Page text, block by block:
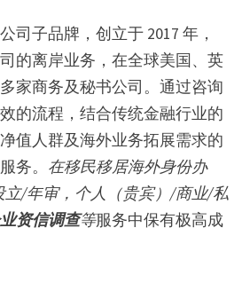
司子品牌，创立于 2017 年，
的离岸业务，在全球美国、英
家商务及秘书公司。通过咨询
的流程，结合传统金融行业的
值人群及海外业务拓展需求的
务。 在移民移居海外身份办
/年审，个人（贵宾）/商业/私
资信调查等服务中保有极高成